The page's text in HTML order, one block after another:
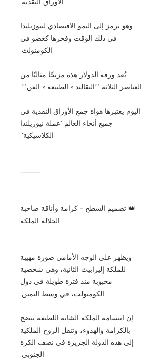
وهو يرمز إلى النمو الاقتصادي لنيوزيلندا
في ذلك الوقت وفخرها كعضو في
الكومنولث.
تُعد ورقة الدولار هذه مزيجًا مثاليًا من
العناصر الثلاثة **التقاليد × الطبيعة × الفن**.
اليوم يعتبرها هواة جمع الأوراق النقدية في
جميع أنحاء العالم "عملة نيوزيلندا
الكلاسيكية".
⸻
👑 تصميم السطح - كرامة وأناقة صاحبة
الجلالة الملكة
ويظهر على الوجه الأمامي صورة مهيبة
للملكة إليزابيث الثانية، وهي شخصية
محبوبة منذ فترة طويلة في دول
الكومنولث، في وسط اليمين.
إن ابتسامة الملكة الشابة اللطيفة تنضح
بالكرامة والهدوء، وتنقل الروح الملكية
إلى هذه الدولة الجزيرة في نصف الكرة
الجنوبي.